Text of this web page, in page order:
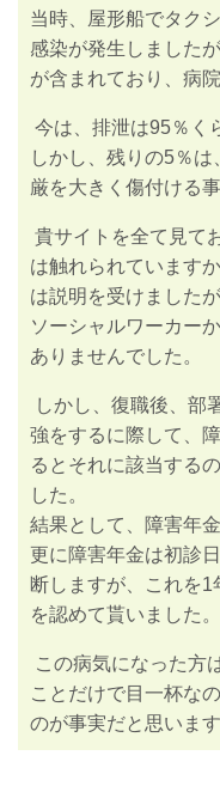
当時、屋形船でタク
感染が発生しました
が含まれており、病
今は、排泄は95％く
しかし、残りの5％は
厳を大きく傷付ける
貴サイトを全て見て
は触れられています
は説明を受けました
ソーシャルワーカー
ありませんでした。
しかし、復職後、部
強をするに際して、
るとそれに該当する
した。
結果として、障害年
更に障害年金は初診
断しますが、これを1
を認めて貰いました。
この病気になった方
ことだけで目一杯な
のが事実だと思います